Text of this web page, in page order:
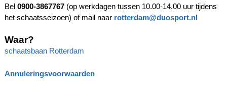
Bel 0900-3867767(op werkdagen tussen 10.00-14.00 uur tijdens
het schaatsseizoen) of mail naar rotterdam@duosport.nl
Waar?
schaatsbaan Rotterdam
Annuleringsvoorwaarden